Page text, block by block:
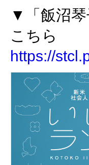
▼「飯沼
こちら
https://